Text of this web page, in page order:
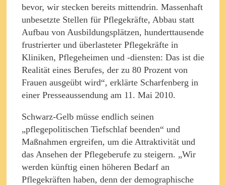
bevor, wir stecken bereits mittendrin. Massenhaft
unbesetzte Stellen für Pflegekräfte, Abbau statt
Aufbau von Ausbildungsplätzen, hunderttausende
frustrierter und überlasteter Pflegekräfte in
Kliniken, Pflegeheimen und -diensten: Das ist die
Realität eines Berufes, der zu 80 Prozent von
Frauen ausgeübt wird“, erklärte Scharfenberg in
einer Presseaussendung am 11. Mai 2010.
Schwarz-Gelb müsse endlich seinen
„pflegepolitischen Tiefschlaf beenden“ und
Maßnahmen ergreifen, um die Attraktivität und
das Ansehen der Pflegeberufe zu steigern. „Wir
werden künftig einen höheren Bedarf an
Pflegekräften haben, denn der demographische